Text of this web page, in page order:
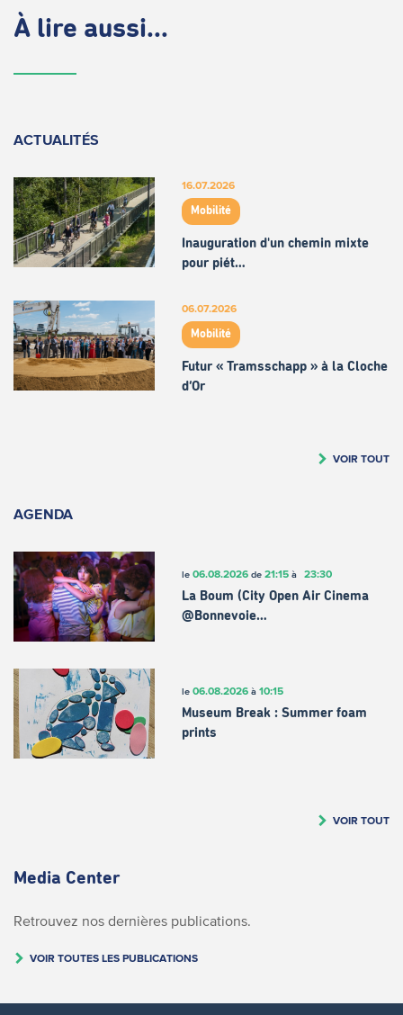
À lire aussi...
ACTUALITÉS
16.07.2026
Mobilité
Inauguration d'un chemin mixte
pour piét…
06.07.2026
Mobilité
Futur « Tramsschapp » à la Cloche
d’Or
VOIR TOUT
AGENDA
le 06.08.2026de 21:15à 23:30
La Boum (City Open Air Cinema
@Bonnevoie…
le 06.08.2026à 10:15
Museum Break : Summer foam
prints
VOIR TOUT
Media Center
Retrouvez nos dernières publications.
VOIR TOUTES LES PUBLICATIONS